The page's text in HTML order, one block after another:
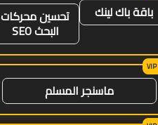
باقة باك لينك تحسين محركات
البحث SEO
ماسنجر المسلم